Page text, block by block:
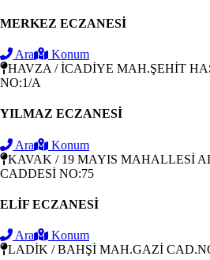
MERKEZ ECZANESİ
Ara
Konum
HAVZA / İCADİYE MAH.ŞEHİT
NO:1/A
YILMAZ ECZANESİ
Ara
Konum
KAVAK / 19 MAYIS MAHALLESİ
CADDESİ NO:75
ELİF ECZANESİ
Ara
Konum
LADİK / BAHŞİ MAH.GAZİ